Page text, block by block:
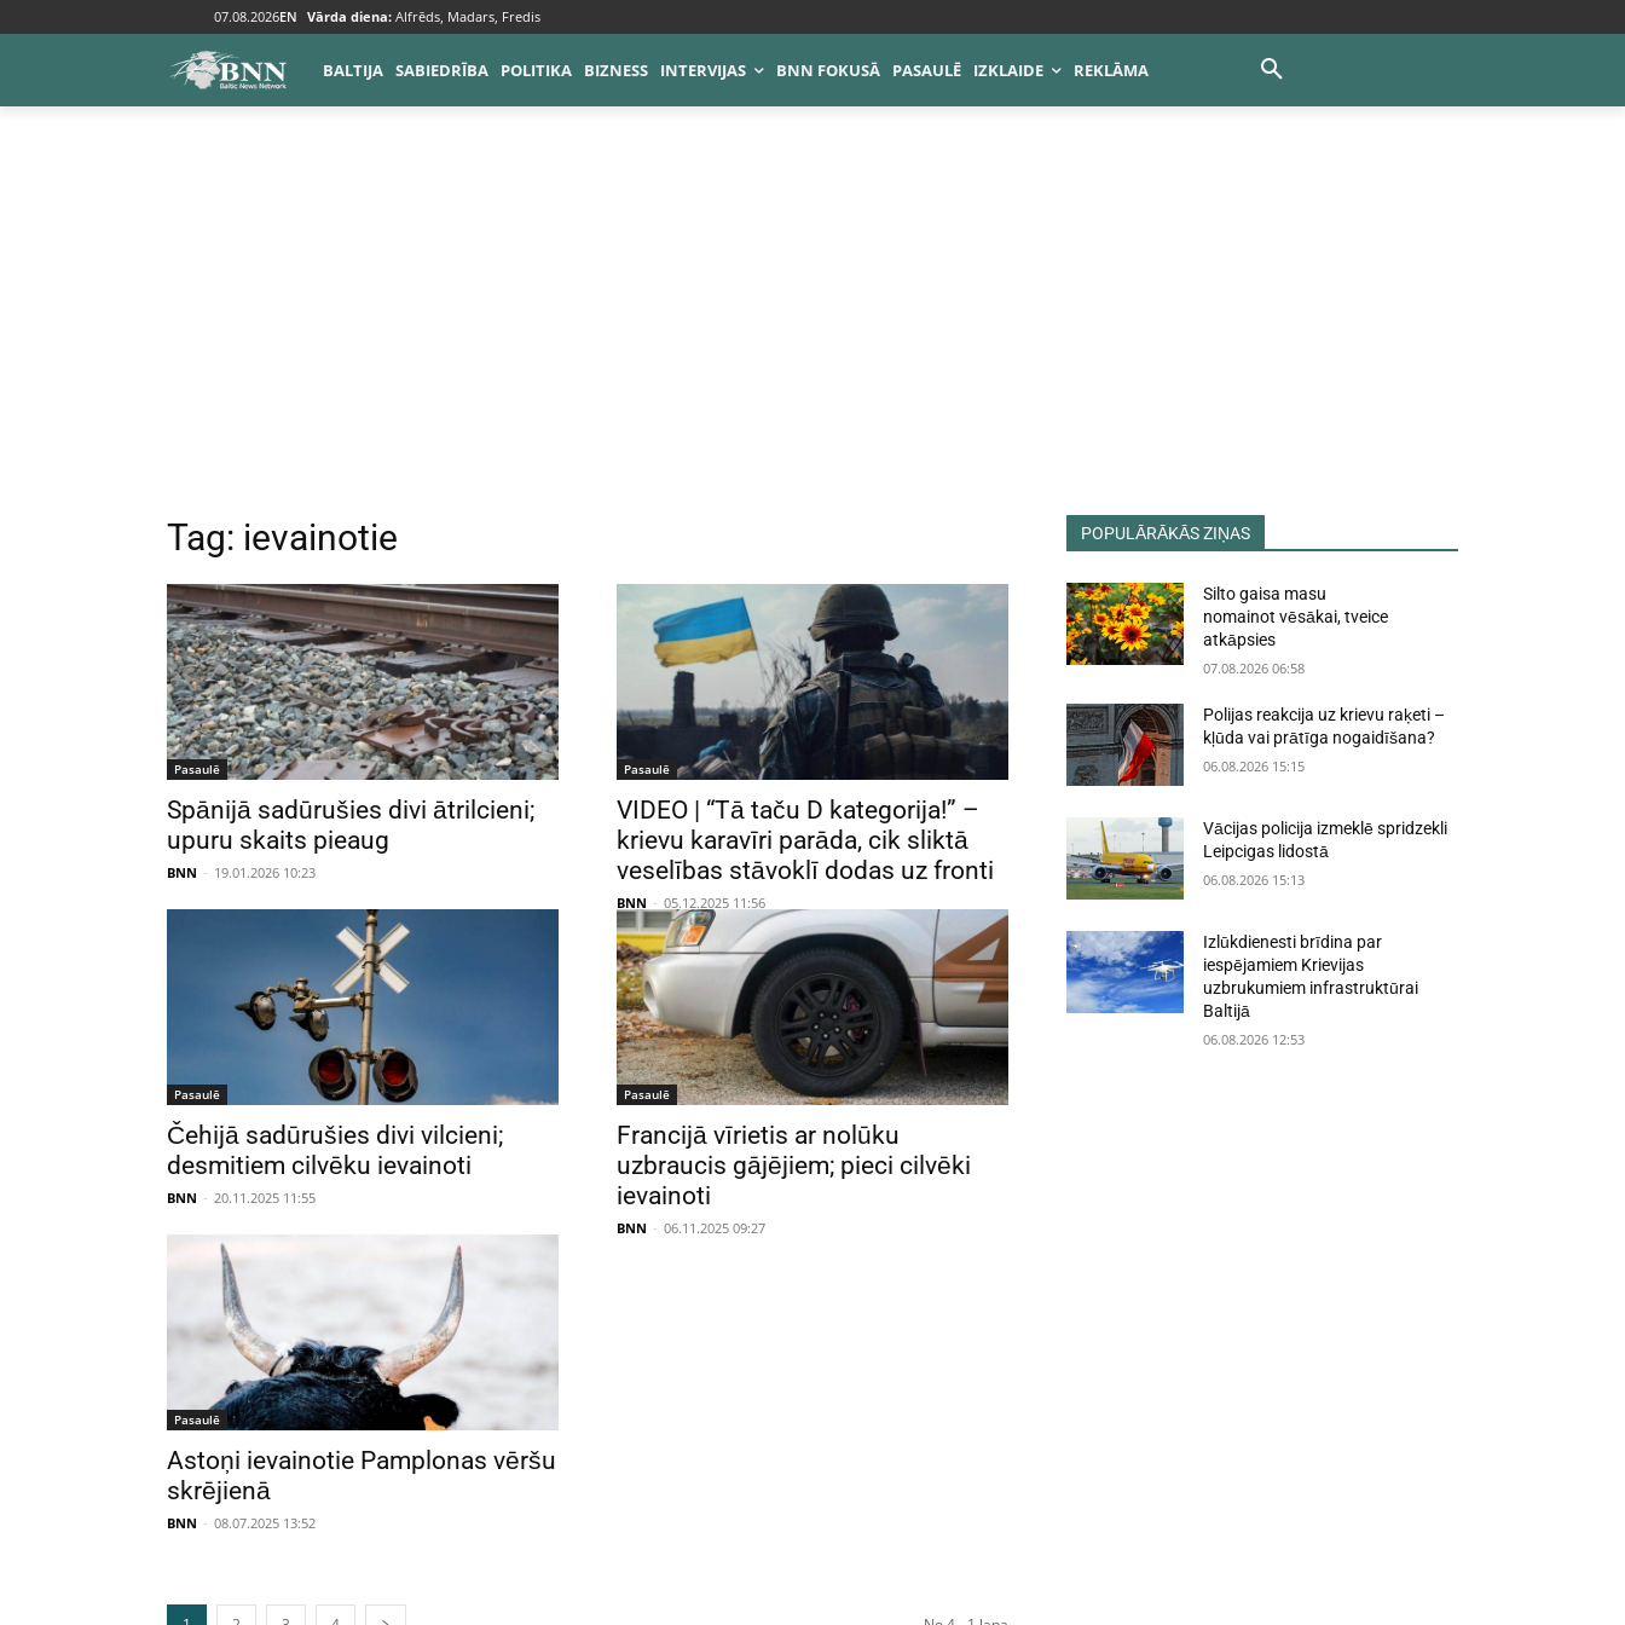
07.08.2026EN Vārda diena: Alfrēds, Madars, Fredis
BALTIJA SABIEDRĪBA POLITIKA BIZNESS INTERVIJAS BNN FOKUSĀ PASAULĒ IZKLAIDE REKLĀMA
Tags Ievainotie
Tag: ievainotie
Pasaulē
Spānijā sadūrušies divi ātrilcieni;
upuru skaits pieaug
BNN - 19.01.2026 10:23
Pasaulē
VIDEO | “Tā taču D kategorija!” –
krievu karavīri parāda, cik sliktā
veselības stāvoklī dodas uz fronti
BNN - 05.12.2025 11:56
Pasaulē
Čehijā sadūrušies divi vilcieni;
desmitiem cilvēku ievainoti
BNN - 20.11.2025 11:55
Pasaulē
Francijā vīrietis ar nolūku
uzbraucis gājējiem; pieci cilvēki
ievainoti
BNN - 06.11.2025 09:27
Pasaulē
Astoņi ievainotie Pamplonas vēršu
skrējienā
BNN - 08.07.2025 13:52
POPULĀRĀKĀS ZIŅAS
Silto gaisa masu
nomainot vēsākai, tveice
atkāpsies
07.08.2026 06:58
Polijas reakcija uz krievu raķeti –
kļūda vai prātīga nogaidīšana?
06.08.2026 15:15
Vācijas policija izmeklē spridzekli
Leipcigas lidostā
06.08.2026 15:13
Izlūkdienesti brīdina par
iespējamiem Krievijas
uzbrukumiem infrastruktūrai
Baltijā
06.08.2026 12:53